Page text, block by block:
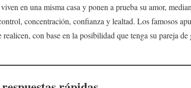
en una misma casa y ponen a prueba su amor,
concentración, confianza y lealtad. Los famosos
realicen, con base en la posibilidad que tenga su pareja de